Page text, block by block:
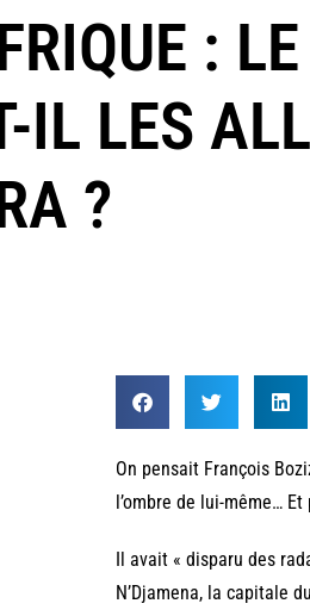
:
IL LES
?
On pensait François
l’ombre de lui-même…
Il avait « disparu des
N’Djamena, la capitale